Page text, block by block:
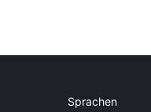
Sprachen